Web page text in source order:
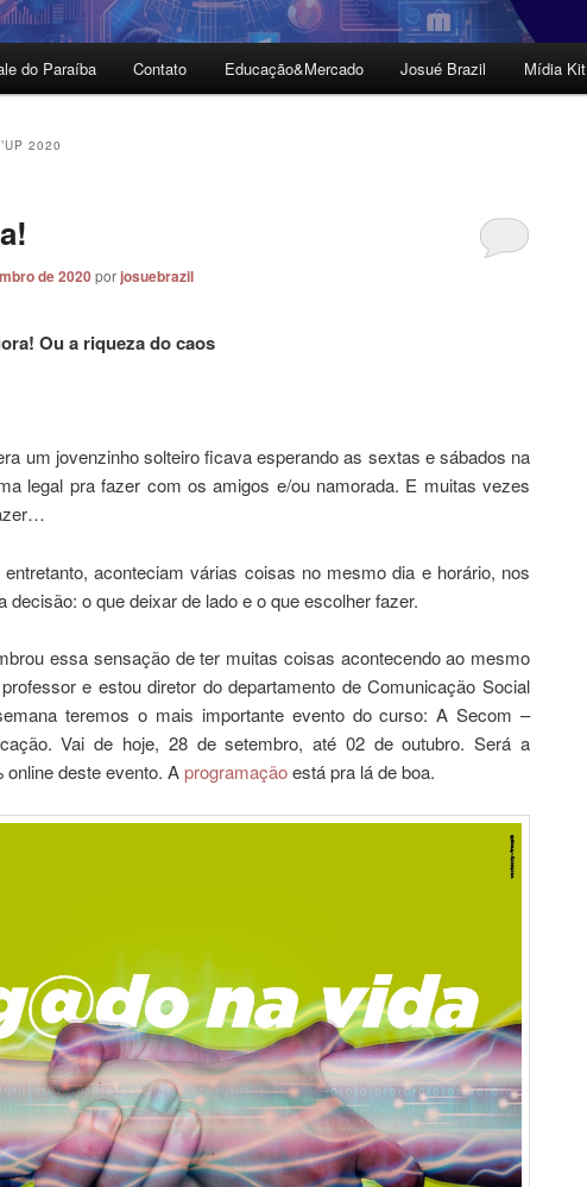
do Paraíba Contato Educação&Mercado Josué Brazil Mídia Kit
2020
de 2020porjosuebrazil
Ou a riqueza do caos
um jovenzinho solteiro ficava esperando as sextas e sábados na
legal pra fazer com os amigos e/ou namorada. E muitas vezes
aconteciam várias coisas no mesmo dia e horário, nos
decisão: o que deixar de lado e o que escolher fazer.
essa sensação de ter muitas coisas acontecendo ao mesmo
e estou diretor do departamento de Comunicação Social
teremos o mais importante evento do curso: A Secom –
Vai de hoje, 28 de setembro, até 02 de outubro. Será a
online deste evento. Aprogramaçãoestá pra lá de boa.